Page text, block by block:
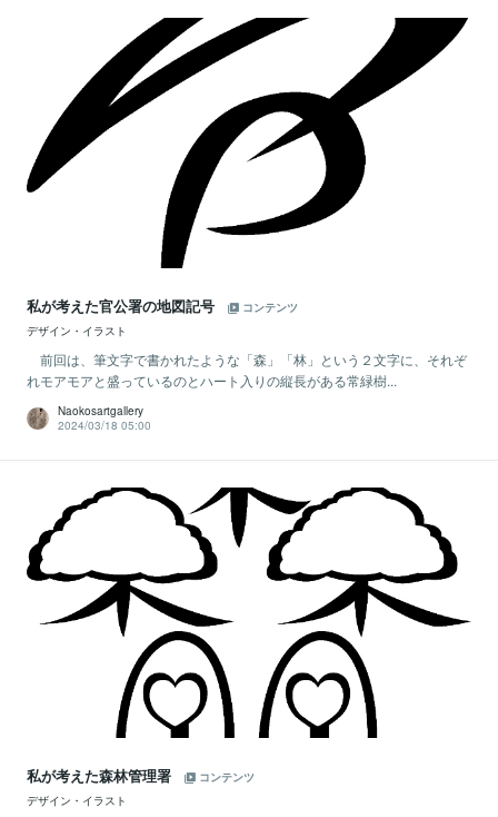
私が考えた官公署の地図記号
コンテンツ
デザイン・イラスト
前回は、筆文字で書かれたような「森」「林」という２文字に、それぞ
れモアモアと盛っているのとハート入りの縦長がある常緑樹...
Naokosartgallery
2024/03/18 05:00
私が考えた森林管理署
コンテンツ
デザイン・イラスト